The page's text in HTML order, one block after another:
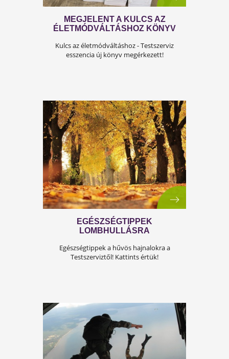
MEGJELENT A KULCS AZ
ÉLETMÓDVÁLTÁSHOZ KÖNYV
Kulcs az életmódváltáshoz - Testszerviz
esszencia új könyv megérkezett!